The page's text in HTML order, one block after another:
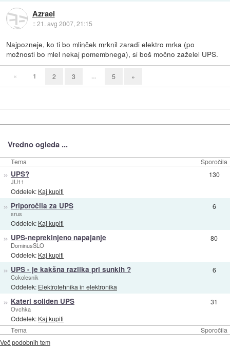
Azrael
::21. avg 2007, 21:15
Najpozneje, ko ti bo mlinček mrknil zaradi elektro mrka (po
možnosti bo mlel nekaj pomembnega), si boš močno zaželel UPS.
« 1 2 3 ... 5 »
Vredno ogleda ...
Tema Sporočila
Tema Sporočila
» UPS?
JU11
Oddelek: Kaj kupiti
130
» Priporočila za UPS
srus
Oddelek: Kaj kupiti
6
» UPS-neprekinjeno napajanje
DominusSLO
Oddelek: Kaj kupiti
80
» UPS - je kakšna razlika pri sunkih ?
Cokolesnik
Oddelek: Elektrotehnika in elektronika
6
» Kateri soliden UPS
Ovchka
Oddelek: Kaj kupiti
31
Več podobnih tem